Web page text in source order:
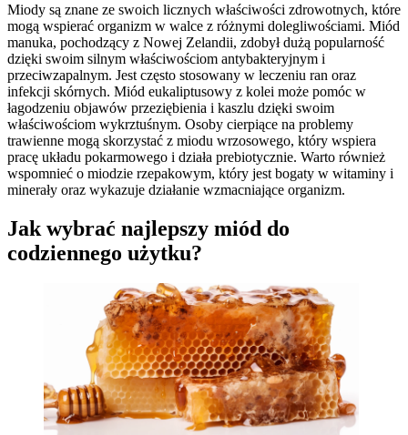
Miody są znane ze swoich licznych właściwości zdrowotnych, które
mogą wspierać organizm w walce z różnymi dolegliwościami. Miód
manuka, pochodzący z Nowej Zelandii, zdobył dużą popularność
dzięki swoim silnym właściwościom antybakteryjnym i
przeciwzapalnym. Jest często stosowany w leczeniu ran oraz
infekcji skórnych. Miód eukaliptusowy z kolei może pomóc w
łagodzeniu objawów przeziębienia i kaszlu dzięki swoim
właściwościom wykrztuśnym. Osoby cierpiące na problemy
trawienne mogą skorzystać z miodu wrzosowego, który wspiera
pracę układu pokarmowego i działa prebiotycznie. Warto również
wspomnieć o miodzie rzepakowym, który jest bogaty w witaminy i
minerały oraz wykazuje działanie wzmacniające organizm.
Jak wybrać najlepszy miód do
codziennego użytku?